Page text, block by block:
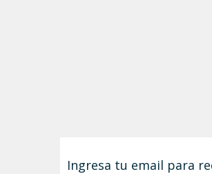
Ingresa tu email para